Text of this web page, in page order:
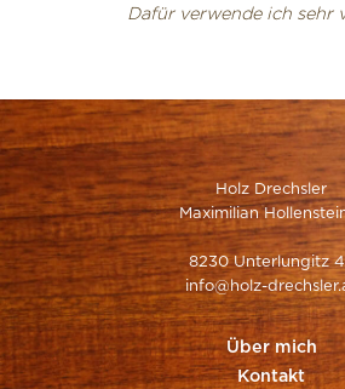
Dafür verwende ich sehr
Holz Drechsler
Maximilian
8230 Unterlungitz
info@holz-
Über mich
Kontakt